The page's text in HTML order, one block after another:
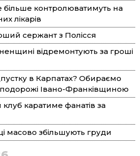
більше контролюватимуть на
лікарів
сержант з Полісся
відремонтують за гроші
в Карпатах? Обираємо
подорожі Івано-Франківщиною
каратиме фанатів за
масово збільшують груди